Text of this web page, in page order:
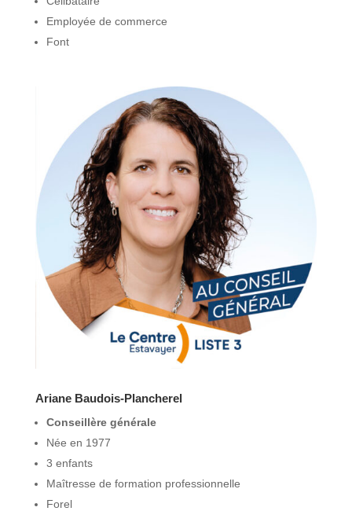
Employée de commerce
Font
Ariane Baudois-Plancherel
Conseillère générale
Née en 1977
3 enfants
Maîtresse de formation professionnelle
Forel